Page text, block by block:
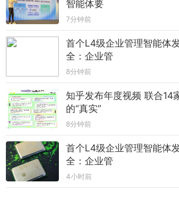
智能体要
7分钟前
首个L4级企业管理智能体
全：企业管
8分钟前
知乎发布年度视频 联合14
的“真实”
8分钟前
首个L4级企业管理智能体
全：企业管
4小时前